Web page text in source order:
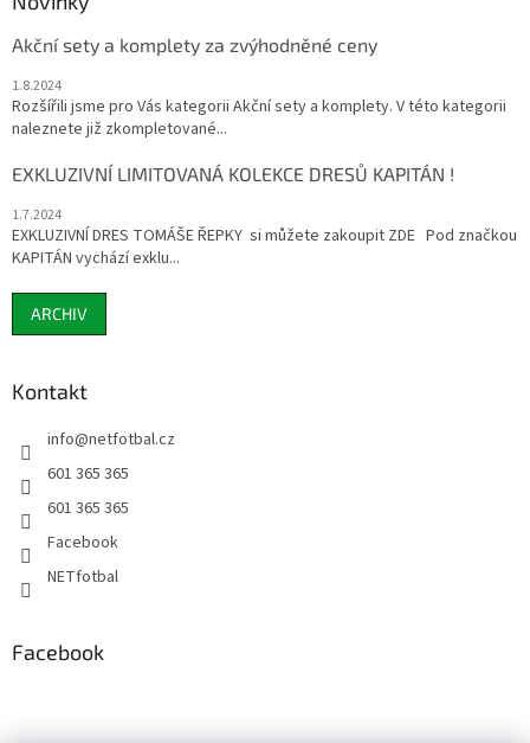
Akční sety a komplety za zvýhodněné ceny
1.8.2024
Rozšířili jsme pro Vás kategorii Akční sety a komplety. V této kategorii
naleznete již zkompletované...
EXKLUZIVNÍ LIMITOVANÁ KOLEKCE DRESŮ KAPITÁN !
1.7.2024
EXKLUZIVNÍ DRES TOMÁŠE ŘEPKY si můžete zakoupit ZDE Pod značkou
KAPITÁN vychází exklu...
ARCHIV
Kontakt
info@netfotbal.cz
601 365 365
601 365 365
Facebook
NETfotbal
Facebook